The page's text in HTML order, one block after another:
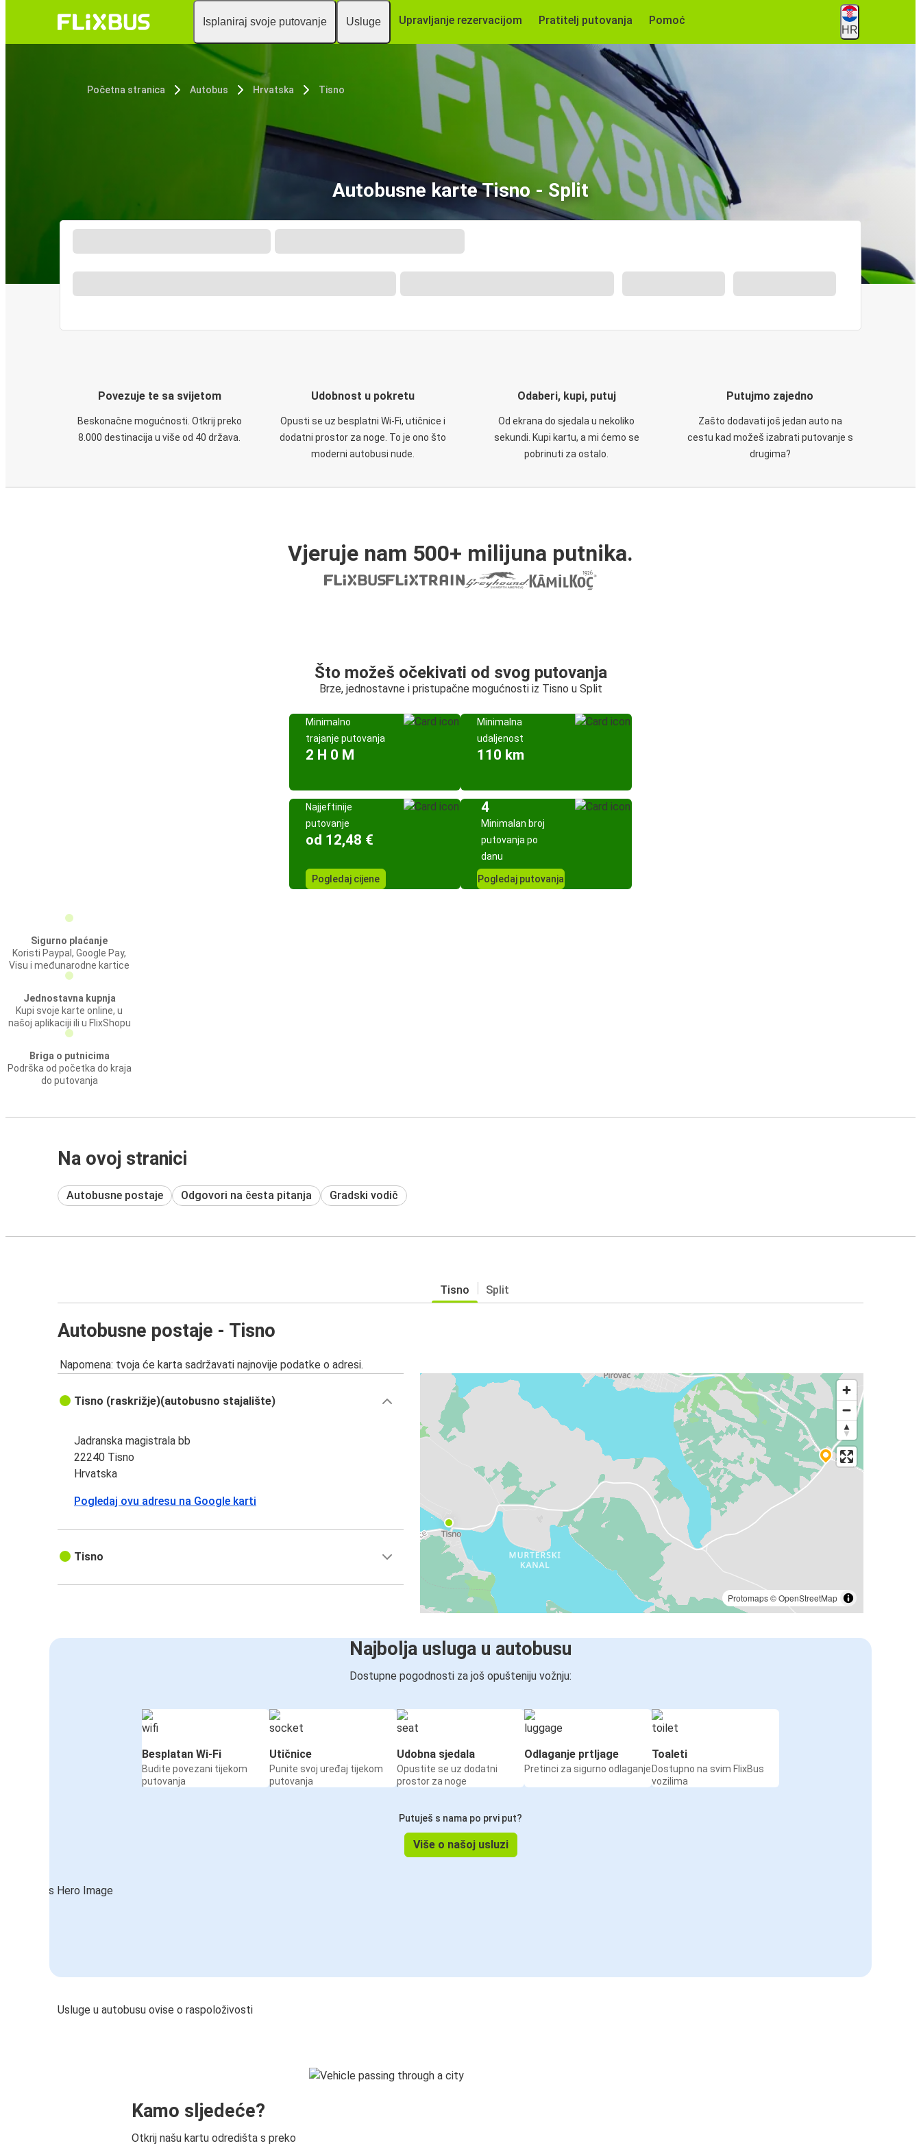
Isplaniraj svoje putovanje Usluge Upravljanje rezervacijom Pratitelj putovanja Pomoć
HR
Početna stranica Autobus Hrvatska Tisno
Autobusne karte Tisno - Split
Povezuje te sa svijetom
Beskonačne mogućnosti. Otkrij preko
8.000 destinacija u više od 40 država.
Udobnost u pokretu
Opusti se uz besplatni Wi-Fi, utičnice i
dodatni prostor za noge. To je ono što
moderni autobusi nude.
Odaberi, kupi, putuj
Od ekrana do sjedala u nekoliko
sekundi. Kupi kartu, a mi ćemo se
pobrinuti za ostalo.
Putujmo zajedno
Zašto dodavati još jedan auto na
cestu kad možeš izabrati putovanje s
drugima?
Vjeruje nam 500+ milijuna putnika.
Što možeš očekivati od svog putovanja
Brze, jednostavne i pristupačne mogućnosti iz Tisno u Split
Minimalno
trajanje putovanja
2 H 0 M
Minimalna
udaljenost
110 km
Najjeftinije
putovanje
od 12,48 €
Pogledaj cijene
4
Minimalan broj
putovanja po
danu
Pogledaj putovanja
Sigurno plaćanje
Koristi Paypal, Google Pay,
Visu i međunarodne kartice
Jednostavna kupnja
Kupi svoje karte online, u
našoj aplikaciji ili u FlixShopu
Briga o putnicima
Podrška od početka do kraja
do putovanja
Na ovoj stranici
Autobusne postaje Odgovori na česta pitanja Gradski vodič
Tisno Split
Autobusne postaje - Tisno
Napomena: tvoja će karta sadržavati najnovije podatke o adresi.
Protomaps©OpenStreetMap
Tisno (raskrižje)(autobusno stajalište)
Jadranska magistrala bb
22240 Tisno
Hrvatska
Pogledaj ovu adresu na Google karti
Tisno
Najbolja usluga u autobusu
Dostupne pogodnosti za još opušteniju vožnju:
Besplatan Wi-Fi
Budite povezani tijekom
putovanja
Utičnice
Punite svoj uređaj tijekom
putovanja
Udobna sjedala
Opustite se uz dodatni
prostor za noge
Odlaganje prtljage
Pretinci za sigurno odlaganje
Toaleti
Dostupno na svim FlixBus
vozilima
Putuješ s nama po prvi put?
Više o našoj usluzi
Usluge u autobusu ovise o raspoloživosti
Kamo sljedeće?
Otkrij našu kartu odredišta s preko